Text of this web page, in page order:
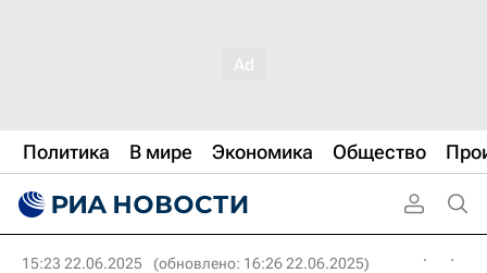
Политика В мире Экономика Общество
15:23 22.06.2025 (обновлено: 16:26 22.06.2025)